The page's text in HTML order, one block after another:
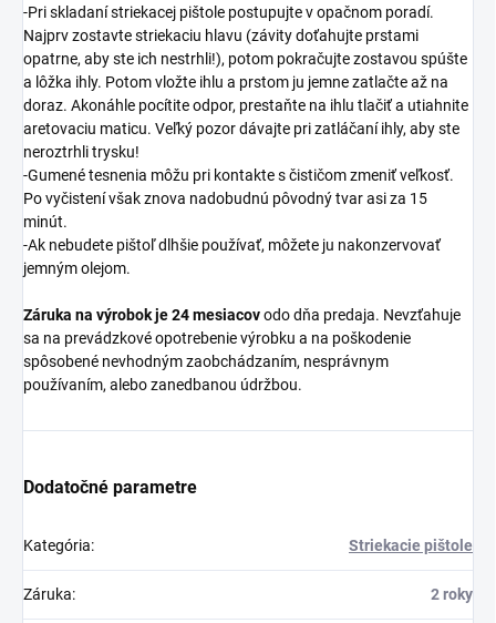
-Pri skladaní striekacej pištole postupujte v opačnom poradí.
Najprv zostavte striekaciu hlavu (závity doťahujte prstami
opatrne, aby ste ich nestrhli!), potom pokračujte zostavou spúšte
a lôžka ihly. Potom vložte ihlu a prstom ju jemne zatlačte až na
doraz. Akonáhle pocítite odpor, prestaňte na ihlu tlačiť a utiahnite
aretovaciu maticu. Veľký pozor dávajte pri zatláčaní ihly, aby ste
neroztrhli trysku!
-Gumené tesnenia môžu pri kontakte s čističom zmeniť veľkosť.
Po vyčistení však znova nadobudnú pôvodný tvar asi za 15
minút.
-Ak nebudete pištoľ dlhšie používať, môžete ju nakonzervovať
jemným olejom.
Záruka na výrobok je 24 mesiacovodo dňa predaja. Nevzťahuje
sa na prevádzkové opotrebenie výrobku a na poškodenie
spôsobené nevhodným zaobchádzaním, nesprávnym
používaním, alebo zanedbanou údržbou.
Dodatočné parametre
Kategória: Striekacie pištole
Záruka: 2 roky